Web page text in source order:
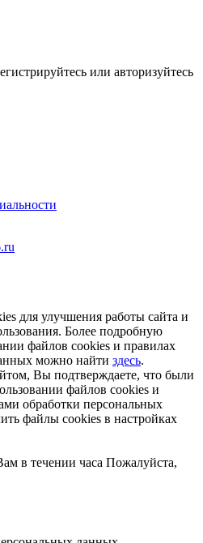
или авторизуйтесь
для улучшения работы сайта и
Более подробную
файлов cookies и правилах
можно найти здесь.
Вы подтверждаете, что были
файлов cookies и
обработки персональных
файлы cookies в настройках
в течении часа Пожалуйста,